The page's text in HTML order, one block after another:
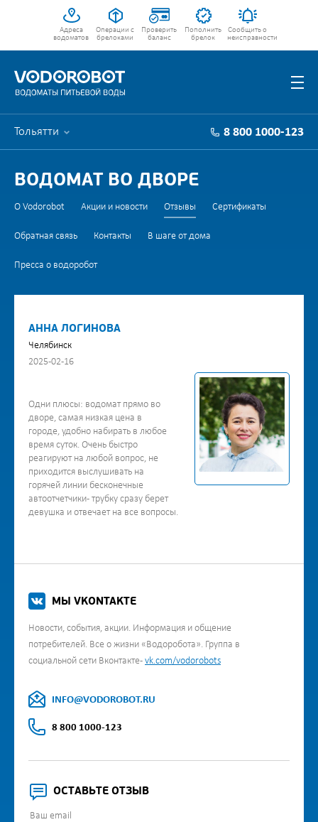
Адреса
водоматов
Операции с
брелоками
Проверить
баланс
Пополнить
брелок
Сообщить о
неисправности
Тольятти 8 800 1000-123
ВОДОМАТ ВО ДВОРЕ
О Vodorobot Акции и новости Отзывы Сертификаты
Обратная связь Контакты В шаге от дома
Пресса о водоробот
АННА ЛОГИНОВА
Челябинск
2025-02-16
Одни плюсы: водомат прямо во
дворе, самая низкая цена в
городе, удобно набирать в любое
время суток. Очень быстро
реагируют на любой вопрос, не
приходится выслушивать на
горячей линии бесконечные
автоотчетчики - трубку сразу берет
девушка и отвечает на все вопросы.
МЫ VKONTAKTE
Новости, события, акции. Информация и общение
потребителей. Все о жизни «Водоробота». Группа в
социальной сети Вконтакте - vk.com/vodorobots
INFO@VODOROBOT.RU
8 800 1000-123
ОСТАВЬТЕ ОТЗЫВ
Ваш email